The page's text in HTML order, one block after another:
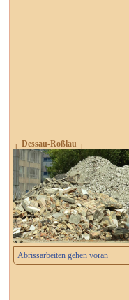
┌ Dessau-Roßlau ┐
Abrissarbeiten gehen voran